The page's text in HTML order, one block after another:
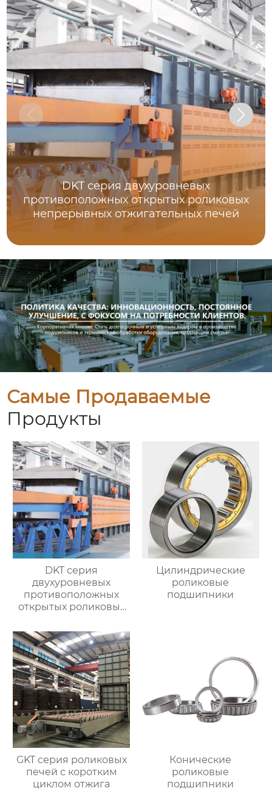
DKT серия двухуровневых
противоположных открытых роликовых
непрерывных отжигательных печей
Самые Продаваемые
Продукты
DKT серия
двухуровневых
противоположных
открытых роликовых
отжигательных печей
Цилиндрические
роликовые
подшипники
GKT серия роликовых
печей с коротким
циклом отжига
Конические
роликовые
подшипники